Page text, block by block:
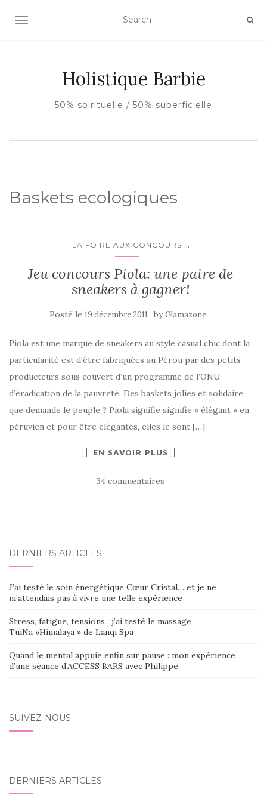
AFFICHER/MASQUER LA NAVIGATION
Holistique Barbie
50% spirituelle / 50% superficielle
Baskets ecologiques
LA FOIRE AUX CONCOURS ...
Jeu concours Piola: une paire de
sneakers à gagner!
Posté le 19 décembre 2011 byGlamazone
Piola est une marque de sneakers au style casual chic dont la
particularité est d’être fabriquées au Pérou par des petits
producteurs sous couvert d’un programme de l’ONU
d’éradication de la pauvreté. Des baskets jolies et solidaire
que demande le peuple ? Piola signifie signifie « élégant » en
péruvien et pour être élégantes, elles le sont […]
EN SAVOIR PLUS
34 commentaires
DERNIERS ARTICLES
J’ai testé le soin énergétique Cœur Cristal… et je ne
m’attendais pas à vivre une telle expérience
Stress, fatigue, tensions : j’ai testé le massage
TuiNa »Himalaya » de Lanqi Spa
Quand le mental appuie enfin sur pause : mon expérience
d’une séance d’ACCESS BARS avec Philippe
SUIVEZ-NOUS
DERNIERS ARTICLES